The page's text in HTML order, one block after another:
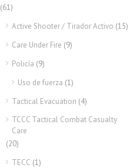
(61)
Active Shooter / Tirador Activo (15)
Care Under Fire (9)
Policía (9)
Uso de fuerza (1)
Tactical Evacuation (4)
TCCC Tactical Combat Casualty
Care
(20)
TECC (1)